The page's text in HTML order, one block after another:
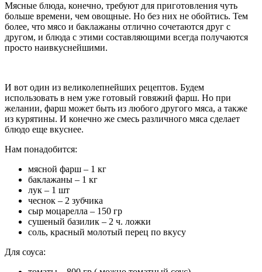
Мясные блюда, конечно, требуют для приготовления чуть
больше времени, чем овощные. Но без них не обойтись. Тем
более, что мясо и баклажаны отлично сочетаются друг с
другом, и блюда с этими составляющими всегда получаются
просто наивкуснейшими.
И вот один из великолепнейших рецептов. Будем
использовать в нем уже готовый говяжий фарш. Но при
желании, фарш может быть из любого другого мяса, а также
из курятины. И конечно же смесь различного мяса сделает
блюдо еще вкуснее.
Нам понадобится:
мясной фарш – 1 кг
баклажаны – 1 кг
лук – 1 шт
чеснок – 2 зубчика
сыр моцарелла – 150 гр
сушеный базилик – 2 ч. ложки
соль, красный молотый перец по вкусу
Для соуса: